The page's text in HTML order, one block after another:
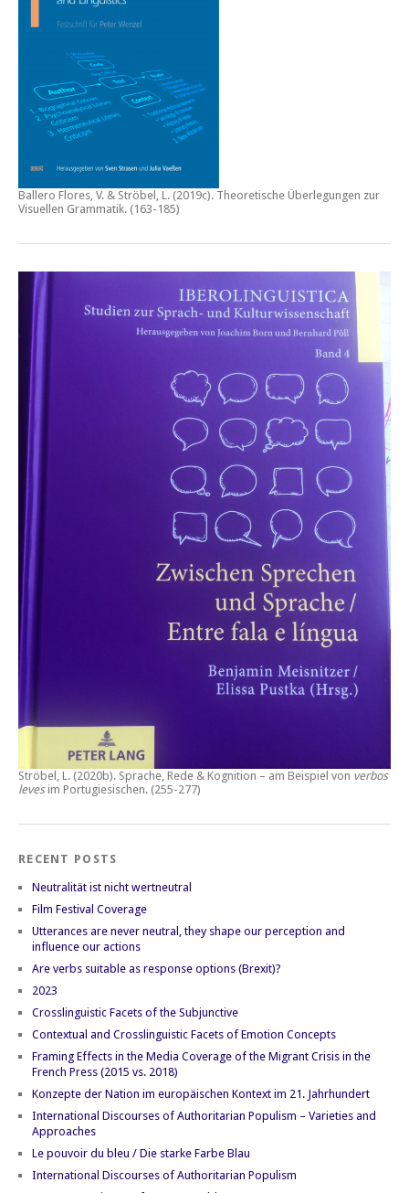
Ballero Flores, V. & Ströbel, L. (2019c). Theoretische Überlegungen zur
Visuellen Grammatik. (163-185)
Ströbel, L. (2020b). Sprache, Rede & Kognition – am Beispiel von verbos
levesim Portugiesischen. (255-277)
RECENT POSTS
Neutralität ist nicht wertneutral
Film Festival Coverage
Utterances are never neutral, they shape our perception and
influence our actions
Are verbs suitable as response options (Brexit)?
2023
Crosslinguistic Facets of the Subjunctive
Contextual and Crosslinguistic Facets of Emotion Concepts
Framing Effects in the Media Coverage of the Migrant Crisis in the
French Press (2015 vs. 2018)
Konzepte der Nation im europäischen Kontext im 21. Jahrhundert
International Discourses of Authoritarian Populism – Varieties and
Approaches
Le pouvoir du bleu / Die starke Farbe Blau
International Discourses of Authoritarian Populism